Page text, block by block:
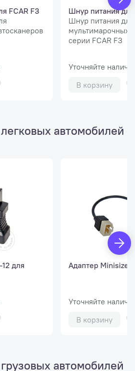
FCAR F3
Шнур питания для
Шнур питания для
мультимарочных
серии FCAR F3
Уточняйте
В корзину
автомобилей
для
Адаптер Minisize-
Уточняйте
В корзину
автомобилей